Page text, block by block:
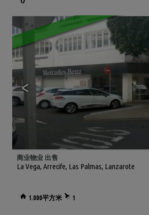
<
La Vega, Arrecife, Las Palmas, Lanzarote
商业物业 出售
1.000平方米 1